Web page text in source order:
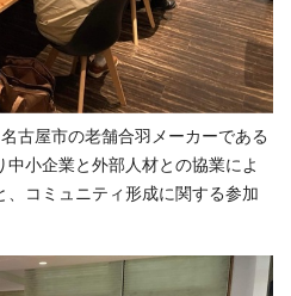
古屋市の老舗合羽メーカーである
小企業と外部人材との協業によ
、コミュニティ形成に関する参加